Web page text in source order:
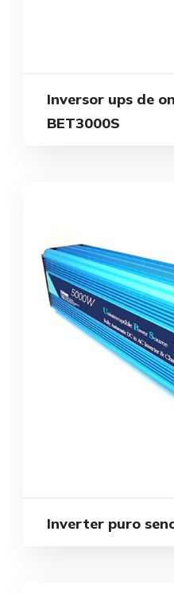
Inversor ups de
BET3000S
Inverter puro